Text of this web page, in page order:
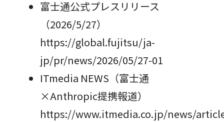
富士通公式プレスリリース
（2026/5/27）
https://global.fujitsu/ja-
jp/pr/news/2026/05/27-01
ITmedia NEWS（富士通
×Anthropic提携報道）
https://www.itmedia.co.jp/news/